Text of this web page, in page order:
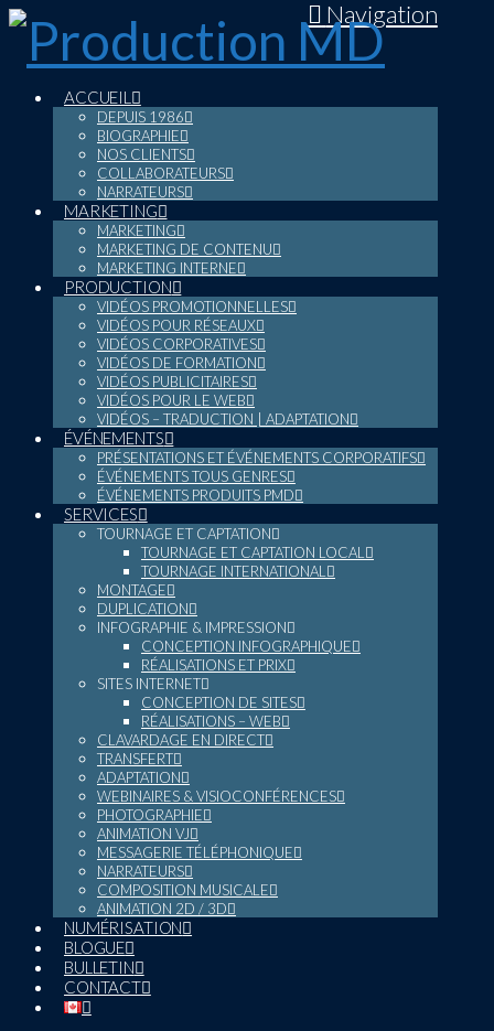
Navigation
ACCUEIL
DEPUIS 1986
BIOGRAPHIE
NOS CLIENTS
COLLABORATEURS
NARRATEURS
MARKETING
MARKETING
MARKETING DE CONTENU
MARKETING INTERNE
PRODUCTION
VIDÉOS PROMOTIONNELLES
VIDÉOS POUR RÉSEAUX
VIDÉOS CORPORATIVES
VIDÉOS DE FORMATION
VIDÉOS PUBLICITAIRES
VIDÉOS POUR LE WEB
VIDÉOS – TRADUCTION | ADAPTATION
ÉVÉNEMENTS
PRÉSENTATIONS ET ÉVÉNEMENTS CORPORATIFS
ÉVÉNEMENTS TOUS GENRES
ÉVÉNEMENTS PRODUITS PMD
SERVICES
TOURNAGE ET CAPTATION
TOURNAGE ET CAPTATION LOCAL
TOURNAGE INTERNATIONAL
MONTAGE
DUPLICATION
INFOGRAPHIE & IMPRESSION
CONCEPTION INFOGRAPHIQUE
RÉALISATIONS ET PRIX
SITES INTERNET
CONCEPTION DE SITES
RÉALISATIONS – WEB
CLAVARDAGE EN DIRECT
TRANSFERT
ADAPTATION
WEBINAIRES & VISIOCONFÉRENCES
PHOTOGRAPHIE
ANIMATION VJ
MESSAGERIE TÉLÉPHONIQUE
NARRATEURS
COMPOSITION MUSICALE
ANIMATION 2D / 3D
NUMÉRISATION
BLOGUE
BULLETIN
CONTACT